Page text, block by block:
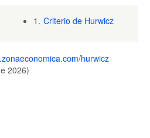
1. Criterio de Hurwicz
hurwicz
2026)